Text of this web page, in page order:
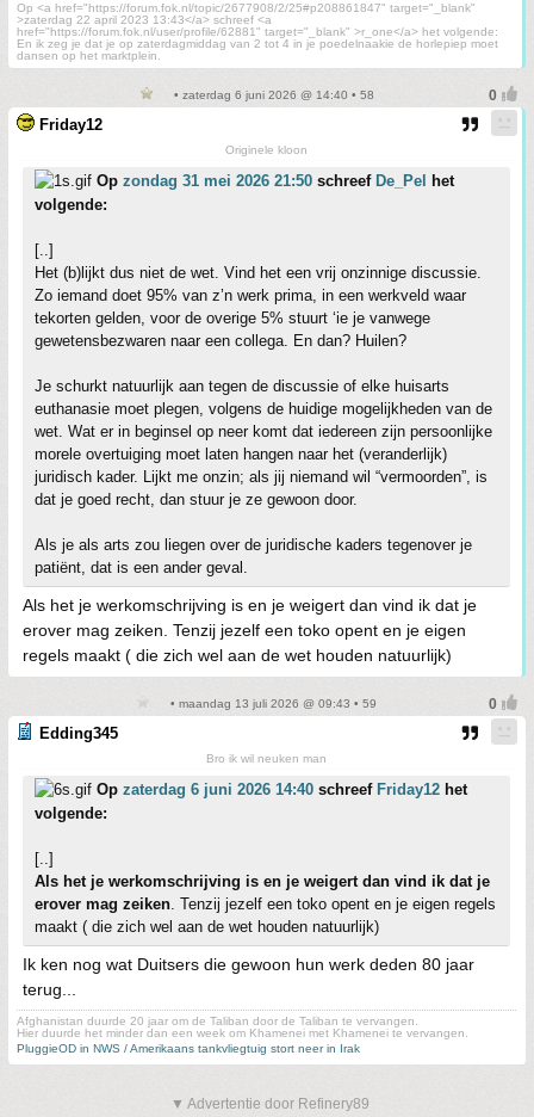
Op <a href="https://forum.fok.nl/topic/2677908/2/25#p208861847" target="_blank"
>zaterdag 22 april 2023 13:43</a> schreef <a
href="https://forum.fok.nl/user/profile/62881" target="_blank" >r_one</a> het volgende:
En ik zeg je dat je op zaterdagmiddag van 2 tot 4 in je poedelnaakie de horlepiep moet
dansen op het marktplein.
• zaterdag 6 juni 2026 @ 14:40 • 58
Friday12
Originele kloon
Op zondag 31 mei 2026 21:50 schreef De_Pel
het
volgende:
[..]
Het (b)lijkt dus niet de wet. Vind het een vrij onzinnige discussie.
Zo iemand doet 95% van z’n werk prima, in een werkveld waar
tekorten gelden, voor de overige 5% stuurt ‘ie je vanwege
gewetensbezwaren naar een collega. En dan? Huilen?
Je schurkt natuurlijk aan tegen de discussie of elke huisarts
euthanasie moet plegen, volgens de huidige mogelijkheden van de
wet. Wat er in beginsel op neer komt dat iedereen zijn persoonlijke
morele overtuiging moet laten hangen naar het (veranderlijk)
juridisch kader. Lijkt me onzin; als jij niemand wil “vermoorden”, is
dat je goed recht, dan stuur je ze gewoon door.
Als je als arts zou liegen over de juridische kaders tegenover je
patiënt, dat is een ander geval.
Als het je werkomschrijving is en je weigert dan vind ik dat je
erover mag zeiken. Tenzij jezelf een toko opent en je eigen
regels maakt ( die zich wel aan de wet houden natuurlijk)
• maandag 13 juli 2026 @ 09:43 • 59
Edding345
Bro ik wil neuken man
Op zaterdag 6 juni 2026 14:40 schreef Friday12 het
volgende:
[..]
Als het je werkomschrijving is en je weigert dan vind ik dat je
erover mag zeiken. Tenzij jezelf een toko opent en je eigen regels
maakt ( die zich wel aan de wet houden natuurlijk)
Ik ken nog wat Duitsers die gewoon hun werk deden 80 jaar
terug...
Afghanistan duurde 20 jaar om de Taliban door de Taliban te vervangen.
Hier duurde het minder dan een week om Khamenei met Khamenei te vervangen.
PluggieOD in NWS / Amerikaans tankvliegtuig stort neer in Irak
▼ Advertentie door Refinery89